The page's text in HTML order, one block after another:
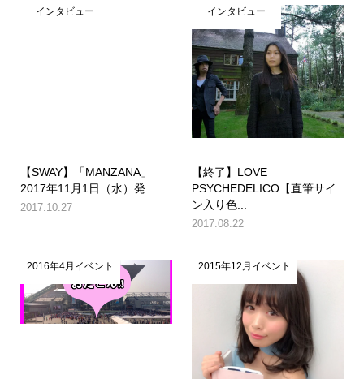
インタビュー
【SWAY】「MANZANA」
2017年11月1日（水）発...
2017.10.27
インタビュー
【終了】LOVE
PSYCHEDELICO【直筆サイ
ン入り色...
2017.08.22
2016年4月イベント 2015年12月イベント